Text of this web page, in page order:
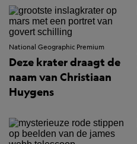
National Geographic Premium
Deze krater draagt de
naam van Christiaan
Huygens